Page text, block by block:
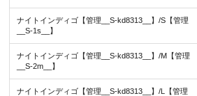
ナイトインディゴ【管理__S-kd8313__】/S【管理
__S-1s__】
ナイトインディゴ【管理__S-kd8313__】/M【管理
__S-2m__】
ナイトインディゴ【管理__S-kd8313__】/L【管理